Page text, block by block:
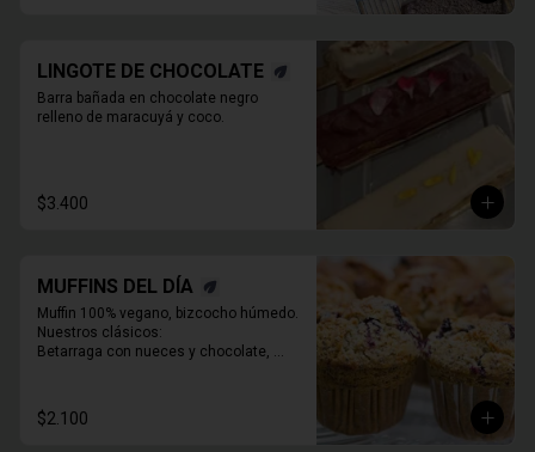
LINGOTE DE CHOCOLATE
Barra bañada en chocolate negro
relleno de maracuyá y coco.
$3.400
MUFFINS DEL DÍA
Muffin 100% vegano, bizcocho húmedo.
Nuestros clásicos:
Betarraga con nueces y chocolate,
Chocolate, maní y mantequilla de maní.
$2.100